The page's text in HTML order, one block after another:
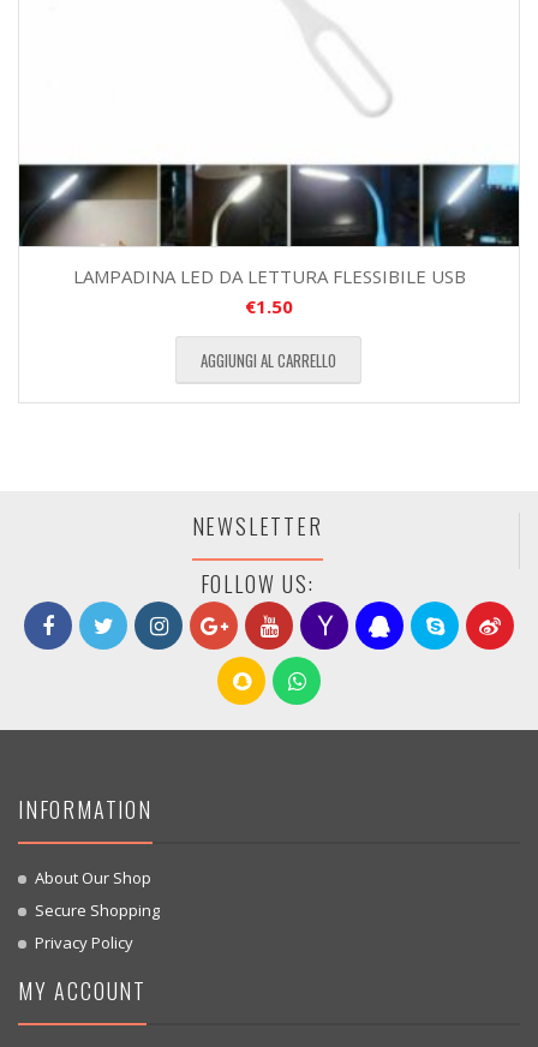
LAMPADINA LED DA LETTURA FLESSIBILE USB
€1.50
AGGIUNGI AL CARRELLO
NEWSLETTER
FOLLOW US:
INFORMATION
About Our Shop
Secure Shopping
Privacy Policy
MY ACCOUNT